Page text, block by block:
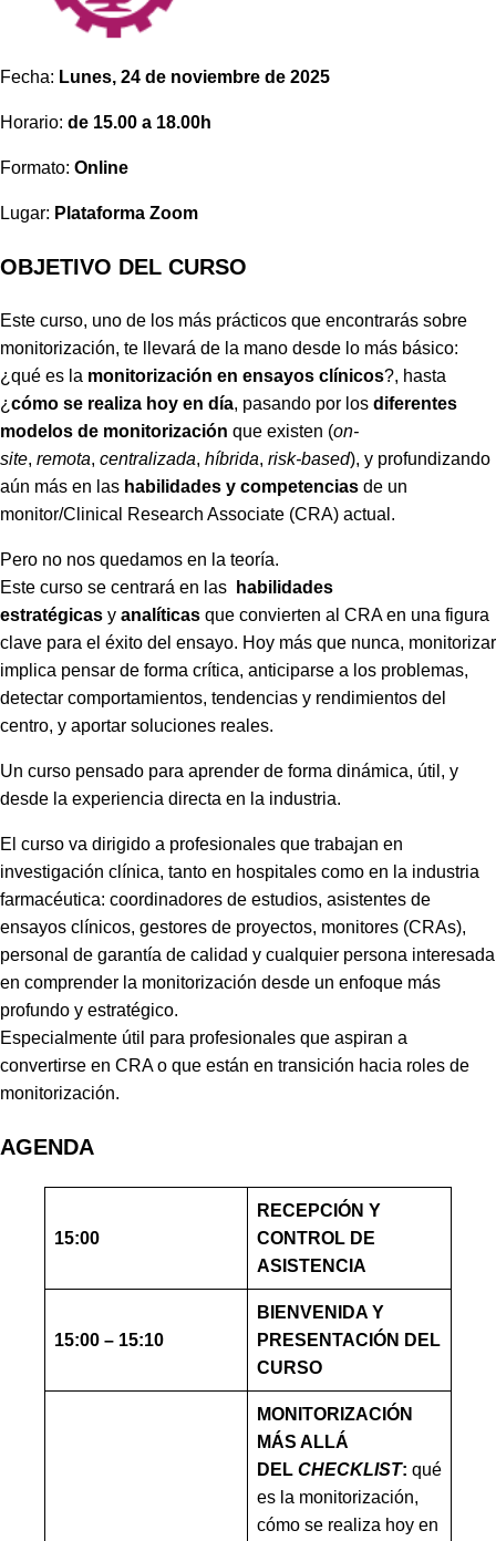
Fecha: Lunes, 24 de noviembre de 2025
Horario: de 15.00 a 18.00h
Formato: Online
Lugar: Plataforma Zoom
OBJETIVO DEL CURSO
Este curso, uno de los más prácticos que encontrarás sobre
monitorización, te llevará de la mano desde lo más básico:
¿qué es la monitorización en ensayos clínicos?, hasta
¿ cómo se realiza hoy en día, pasando por los diferentes
modelos de monitorización que existen (on-
site, remota, centralizada, híbrida, risk-based), y profundizando
aún más en las habilidades y competencias de un
monitor/Clinical Research Associate (CRA) actual.
Pero no nos quedamos en la teoría.
Este curso se centrará en las
habilidades
estratégicas y analíticas que convierten al CRA en una figura
clave para el éxito del ensayo. Hoy más que nunca, monitorizar
implica pensar de forma crítica, anticiparse a los problemas,
detectar comportamientos, tendencias y rendimientos del
centro, y aportar soluciones reales.
Un curso pensado para aprender de forma dinámica, útil, y
desde la experiencia directa en la industria.
El curso va dirigido a profesionales que trabajan en
investigación clínica, tanto en hospitales como en la industria
farmacéutica: coordinadores de estudios, asistentes de
ensayos clínicos, gestores de proyectos, monitores (CRAs),
personal de garantía de calidad y cualquier persona interesada
en comprender la monitorización desde un enfoque más
profundo y estratégico.
Especialmente útil para profesionales que aspiran a
convertirse en CRA o que están en transición hacia roles de
monitorización.
AGENDA
15:00
RECEPCIÓN Y
CONTROL DE
ASISTENCIA
15:00 – 15:10
BIENVENIDA Y
PRESENTACIÓN DEL
CURSO
MONITORIZACIÓN
MÁS ALLÁ
DEL CHECKLIST: qué
es la monitorización,
cómo se realiza hoy en